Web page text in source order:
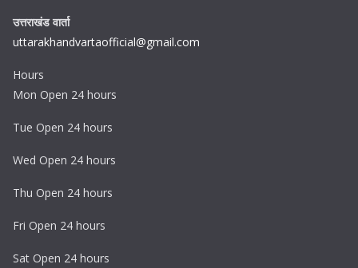
उत्तराखंड वार्ता
uttarakhandvartaofficial@gmail.com
Hours
Mon Open 24 hours
Tue Open 24 hours
Wed Open 24 hours
Thu Open 24 hours
Fri Open 24 hours
Sat Open 24 hours